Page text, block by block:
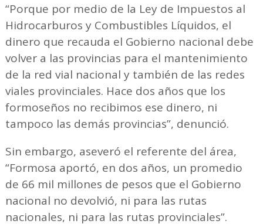
“Porque por medio de la Ley de Impuestos al
Hidrocarburos y Combustibles Líquidos, el
dinero que recauda el Gobierno nacional debe
volver a las provincias para el mantenimiento
de la red vial nacional y también de las redes
viales provinciales. Hace dos años que los
formoseños no recibimos ese dinero, ni
tampoco las demás provincias”, denunció.
Sin embargo, aseveró el referente del área,
“Formosa aportó, en dos años, un promedio
de 66 mil millones de pesos que el Gobierno
nacional no devolvió, ni para las rutas
nacionales, ni para las rutas provinciales”.